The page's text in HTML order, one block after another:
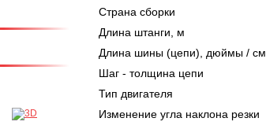
Страна сборки
Длина штанги, м
Длина шины (цепи), дюймы / см.
Шаг - толщина цепи
Тип двигателя
Изменение угла наклона резки